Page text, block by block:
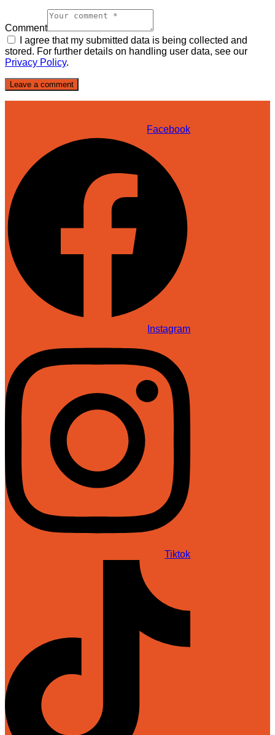
Comment
I agree that my submitted data is being collected and
stored. For further details on handling user data, see our
Privacy Policy.
Facebook
Instagram
Tiktok